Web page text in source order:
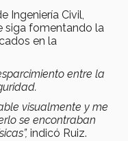
Ingeniería Civil,
siga fomentando la
en la
entre la
visualmente y me
se encontraban
indicó Ruiz.